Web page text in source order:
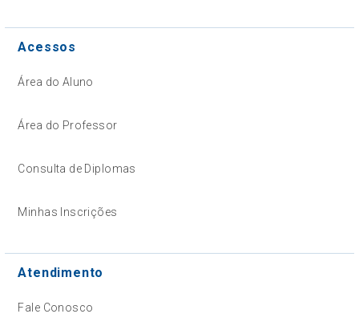
Acessos
Área do Aluno
Área do Professor
Consulta de Diplomas
Minhas Inscrições
Atendimento
Fale Conosco